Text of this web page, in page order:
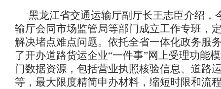
黑龙江省交通运输厅副厅长王志臣介绍，
输厅会同市场监管局等部门成立工作专班，
解决堵点难点问题。依托全省一体化政务服
了开办道路货运企业“一件事”网上受理功能
门数据资源，包括营业执照核验信息、道路
等，最大限度精简申办材料，缩短时限和流